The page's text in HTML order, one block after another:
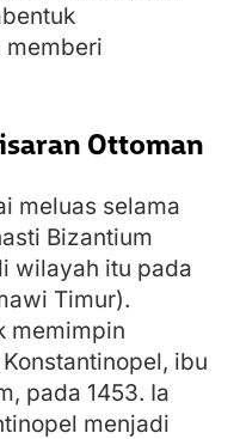
memberi
Ottoman
meluas selama
Bizantium
wilayah itu pada
Timur).
memimpin
ibu
pada 1453. Ia
menjadi